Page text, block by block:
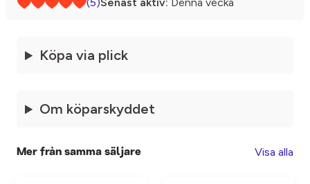
(5)Senast aktiv: Denna vecka
Köpa via plick
Om köparskyddet
Mer från samma säljare Visa alla